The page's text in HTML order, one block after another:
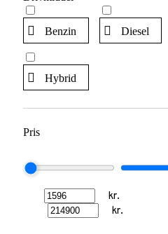
Benzin Diesel
Hybrid
Pris
kr.
kr.